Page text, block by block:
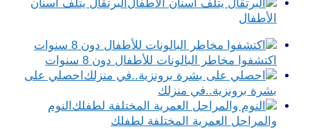
البرتقال يتلف أسنان
الأطفال
اكتشفوا مخاطر البالونات للأطفال دون 8 سنوات
احصلي على
بشرة برونزية..في منزلك
النوم
والمراحل العمرية المختلفة لطفلك